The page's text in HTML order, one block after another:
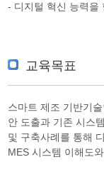
- 디지털 혁신 능력을
교육목표
스마트 제조 기반기
안 도출과 기존 시스
및 구축사례를 통해
MES 시스템 이해도